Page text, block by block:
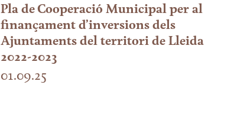
Pla de Cooperació Municipal per al
finançament d’inversions dels
Ajuntaments del territori de Lleida
2022-2023
01.09.25